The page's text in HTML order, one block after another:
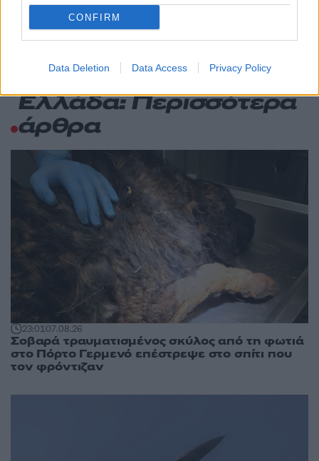
CONFIRM
Data Deletion Data Access Privacy Policy
Χανίων επειδή κλάπηκε το μηχανάκι του
γιατρού
Ελλάδα: Περισσότερα
άρθρα
23:0107.08.26
Σοβαρά τραυματισμένος σκύλος από τη φωτιά
στο Πόρτο Γερμενό επέστρεψε στο σπίτι που
τον φρόντιζαν